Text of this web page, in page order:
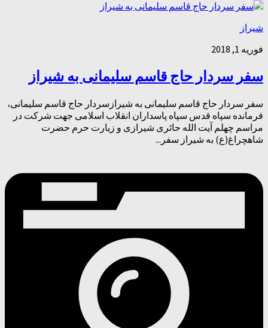
شیراز
فوریه 1, 2018
سفر سردار حاج قاسم سلیمانی به شیراز
سفر سردار حاج قاسم سلیمانی به شیرازسردار حاج قاسم سلیمانی،
فرمانده سپاه قدس سپاه پاسداران انقلاب اسلامی جهت شرکت در
مراسم چهلم آیت الله حائری شیرازی و زیارت حرم حضرت
شاهچراغ(ع) به شیراز سفر...